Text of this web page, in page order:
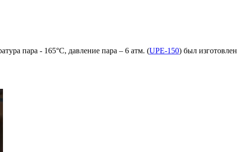
пара - 165°C, давление пара – 6 атм. (UPE-150) был изготовлен